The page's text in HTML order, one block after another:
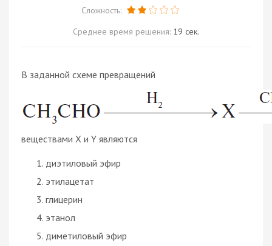
Сложность:
Среднее время решения: 19 сек.
В заданной схеме превращений
веществами X и Y являются
диэтиловый эфир
этилацетат
глицерин
этанол
диметиловый эфир